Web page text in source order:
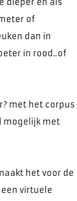
dieper en als
of
dan in
in rood...of
met het corpus
mogelijk met
het voor de
virtuele